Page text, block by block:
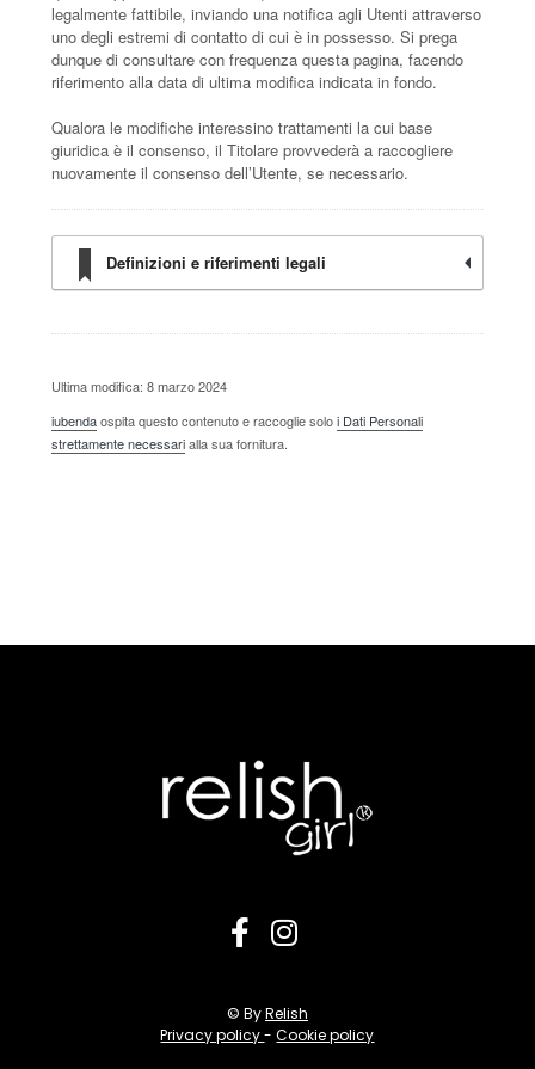
legalmente fattibile, inviando una notifica agli Utenti attraverso
uno degli estremi di contatto di cui è in possesso. Si prega
dunque di consultare con frequenza questa pagina, facendo
riferimento alla data di ultima modifica indicata in fondo.
Qualora le modifiche interessino trattamenti la cui base
giuridica è il consenso, il Titolare provvederà a raccogliere
nuovamente il consenso dell’Utente, se necessario.
Definizioni e riferimenti legali
Ultima modifica: 8 marzo 2024
iubendaospita questo contenuto e raccoglie soloi Dati Personali
strettamente necessarialla sua fornitura.
© ByRelish
Privacy policy-Cookie policy